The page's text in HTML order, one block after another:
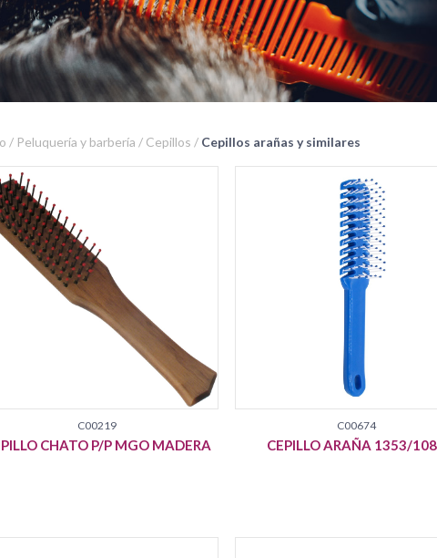
/ Peluquería y barbería / Cepillos / Cepillos arañas y similares
C00219
CHATO P/P MGO MADERA
C00674
CEPILLO ARAÑA 1353/